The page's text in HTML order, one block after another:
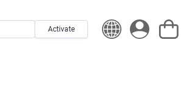
Activate